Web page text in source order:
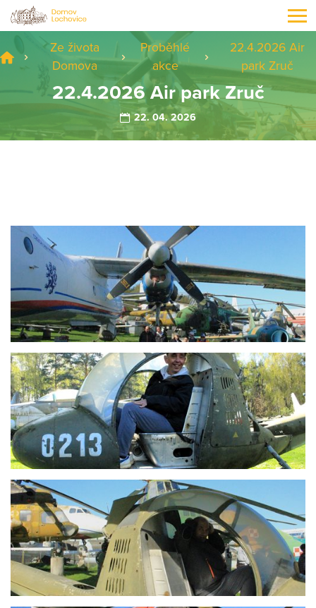
Ze života
Domova
Proběhlé
akce
22.4.2026 Air
park Zruč
22.4.2026 Air park Zruč
22. 04. 2026